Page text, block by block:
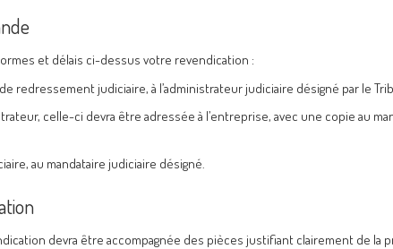
et délais ci-dessus votre revendication :
redressement judiciaire, à l’administrateur judiciaire désigné par le
celle-ci devra être adressée à l’entreprise, avec une copie au
au mandataire judiciaire désigné.
devra être accompagnée des pièces justifiant clairement de la